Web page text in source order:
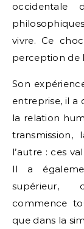
occidentale
vivre. Ce
perception de
Son
entreprise, il a
la relation
l’autre : ces
Il a
supérieur,
commence
que dans la